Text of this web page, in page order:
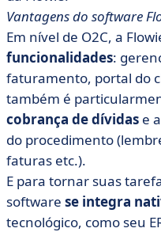
Vantagens do software
Em nível de O2C, a
funcionalidades:
faturamento, portal do
também é
cobrança de dívidas e
do procedimento
faturas etc.).
E para tornar suas
software se integra
tecnológico, como seu